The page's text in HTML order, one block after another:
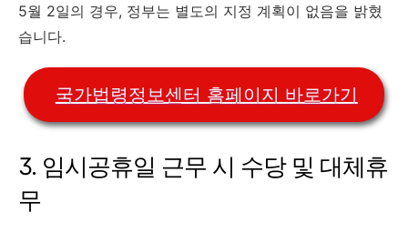
5월 2일의 경우, 정부는 별도의 지정 계획이 없음을 밝혔
습니다. ​
국가법령정보센터 홈페이지 바로가기
3. 임시공휴일 근무 시 수당 및 대체휴
무